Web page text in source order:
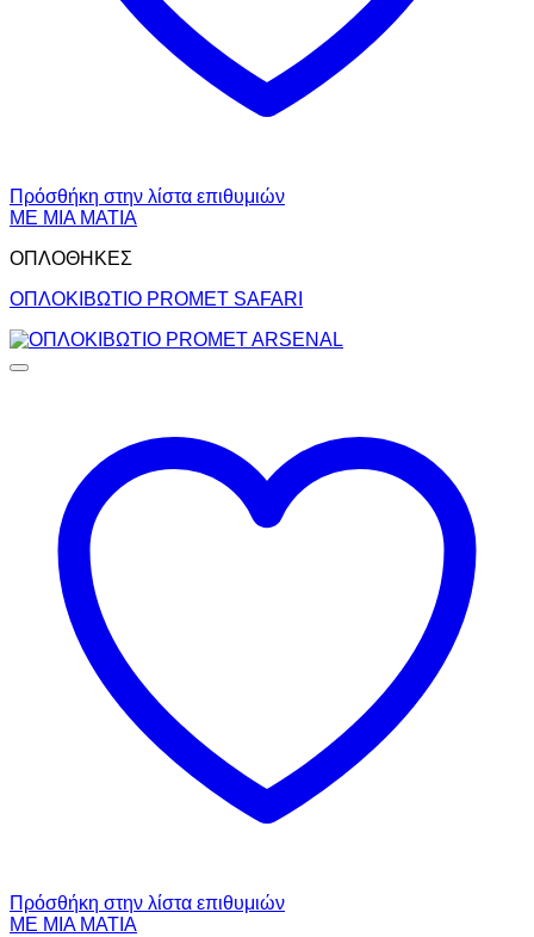
Πρόσθήκη στην λίστα επιθυμιών
ΜΕ ΜΙΑ ΜΑΤΙΑ
ΟΠΛΟΘΗΚΕΣ
ΟΠΛΟΚΙΒΩΤΙΟ PROMET SAFARI
Πρόσθήκη στην λίστα επιθυμιών
ΜΕ ΜΙΑ ΜΑΤΙΑ